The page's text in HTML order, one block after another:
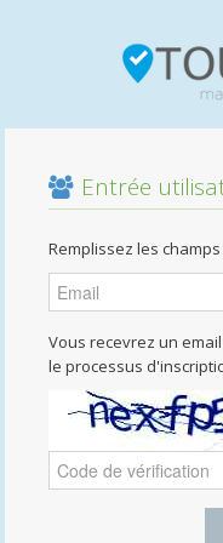
Entrée
Remplissez les
Vous recevrez un
le processus